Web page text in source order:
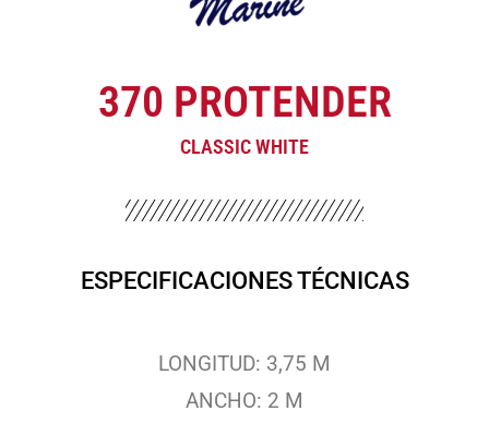
370 PROTENDER
CLASSIC WHITE
ESPECIFICACIONES TÉCNICAS
LONGITUD: 3,75 M
ANCHO: 2 M